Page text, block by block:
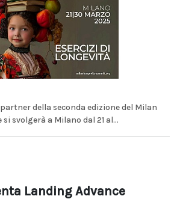
della seconda edizione del Milan
svolgerà a Milano dal 21 al...
Landing Advance